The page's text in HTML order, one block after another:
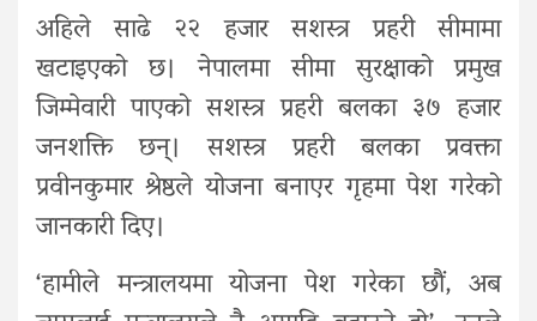
अहिले साढे २२ हजार सशस्त्र प्रहरी ‌सीमामा
खटाइएको छ। नेपालमा सीमा सुरक्षाको प्रमुख
जिम्मेवारी पाएको सशस्त्र प्रहरी बलका ३७ हजार
जनशक्ति छन्। सशस्त्र प्रहरी बलका प्रवक्ता
प्रवीनकुमार श्रेष्ठले योजना बनाएर गृहमा पेश गरेको
जानकारी दिए।
‘हामीले मन्त्रालयमा योजना पेश गरेका छौं, अब